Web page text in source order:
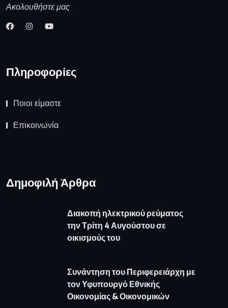
Ακολουθήστε μας
Πληροφορίες
Ποιοι είμαστε
Επικοινωνία
Δημοφιλή Άρθρα
Διακοπή ηλεκτρικού ρεύματος
την Τρίτη 4 Αυγούστου σε
οικισμούς του
Συνάντηση του Περιφερειάρχη με
τον Υφυπουργό Εθνικής
Οικονομίας & Οικονομικών